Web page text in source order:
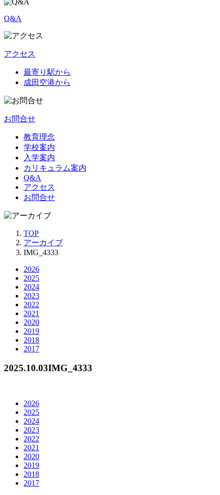
Q&A
アクセス
最寄り駅から
成田空港から
お問合せ
教育理念
学校案内
入学案内
カリキュラム案内
Q&A
アクセス
お問合せ
TOP
アーカイブ
IMG_4333
2026
2025
2024
2023
2022
2021
2020
2019
2018
2017
2025.10.03IMG_4333
2026
2025
2024
2023
2022
2021
2020
2019
2018
2017